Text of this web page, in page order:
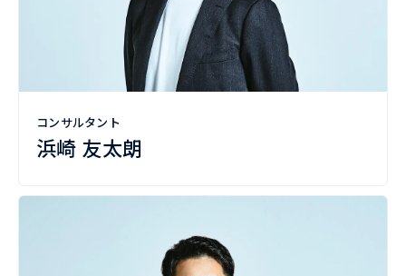
コンサルタント
浜崎 友太朗